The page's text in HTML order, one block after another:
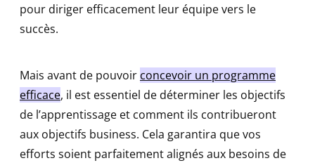
pour diriger efficacement leur équipe vers le
succès.
Mais avant de pouvoir concevoir un programme
efficace, il est essentiel de déterminer les objectifs
de l’apprentissage et comment ils contribueront
aux objectifs business. Cela garantira que vos
efforts soient parfaitement alignés aux besoins de